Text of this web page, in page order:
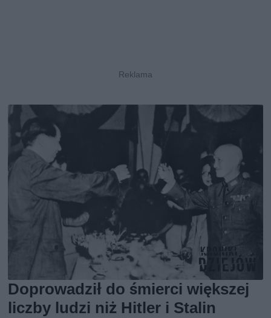
Doprowadził do śmierci większej
liczby ludzi niż Hitler i Stalin